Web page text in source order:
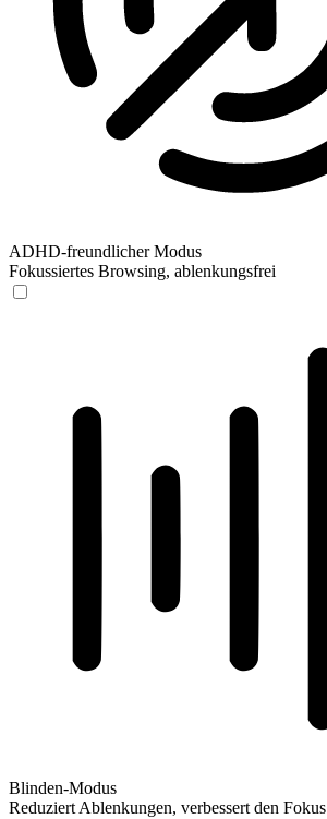
ADHD-freundlicher Modus
Fokussiertes Browsing, ablenkungsfrei
Blinden-Modus
Reduziert Ablenkungen, verbessert den Fokus